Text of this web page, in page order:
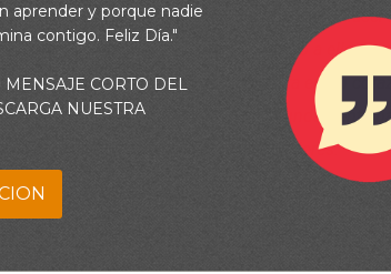
tu Palabra para mí, y decido creer en ella y hacer
en tu Palabra y para obrar de acuerdo a ella.
cambiado por ello. Escribe tu Palabra en mi
a entender tu Palabra profundamente
vivir de acuerdo a la forma en que quieres.
aprender y porque nadie
contigo. Feliz Día."
CORTO DEL
NUESTRA